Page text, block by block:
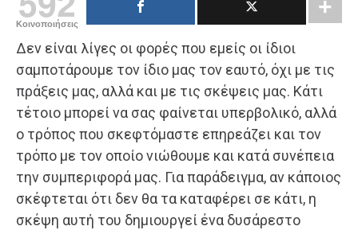
Κοινοποιήσεις
Δεν είναι λίγες οι φορές που εμείς οι ίδιοι
σαμποτάρουμε τον ίδιο μας τον εαυτό, όχι με τις
πράξεις μας, αλλά και με τις σκέψεις μας. Κάτι
τέτοιο μπορεί να σας φαίνεται υπερβολικό, αλλά
ο τρόπος που σκεφτόμαστε επηρεάζει και τον
τρόπο με τον οποίο νιώθουμε και κατά συνέπεια
την συμπεριφορά μας. Για παράδειγμα, αν κάποιος
σκέφτεται ότι δεν θα τα καταφέρει σε κάτι, η
σκέψη αυτή του δημιουργεί ένα δυσάρεστο